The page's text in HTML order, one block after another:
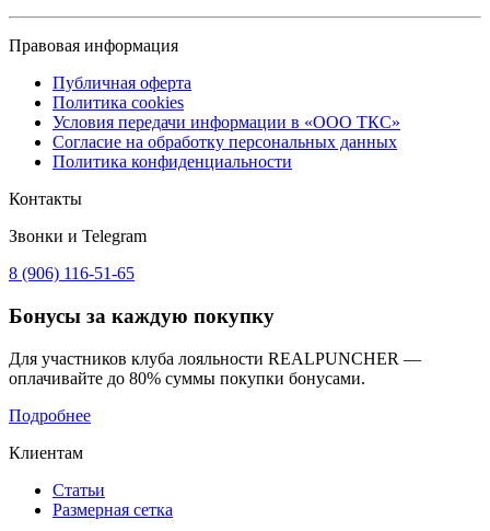
Правовая информация
Публичная оферта
Политика cookies
Условия передачи информации в «ООО ТКС»
Согласие на обработку персональных данных
Политика конфиденциальности
Контакты
Звонки и Telegram
8 (906) 116-51-65
Бонусы за каждую покупку
Для участников клуба лояльности REALPUNCHER —
оплачивайте до 80% суммы покупки бонусами.
Подробнее
Клиентам
Статьи
Размерная сетка